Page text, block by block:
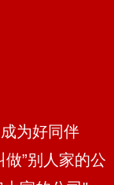
为好同伴
”别人家的公